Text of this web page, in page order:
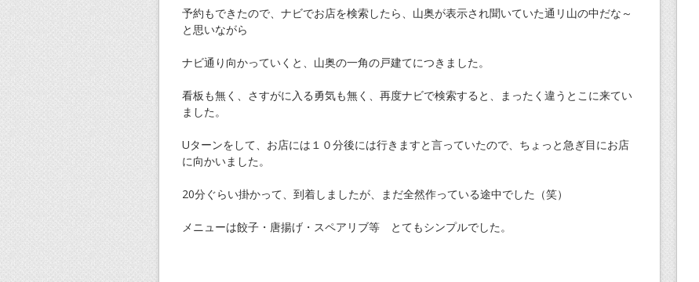
予約もできたので、ナビでお店を検索したら、山奥が表示され聞いていた通リ山の中だな～
と思いながら
ナビ通り向かっていくと、山奥の一角の戸建てにつきました。
看板も無く、さすがに入る勇気も無く、再度ナビで検索すると、まったく違うとこに来てい
ました。
Uターンをして、お店には１０分後には行きますと言っていたので、ちょっと急ぎ目にお店
に向かいました。
20分ぐらい掛かって、到着しましたが、まだ全然作っている途中でした（笑）
メニューは餃子・唐揚げ・スペアリブ等 とてもシンプルでした。